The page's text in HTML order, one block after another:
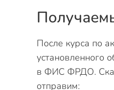
После курса по
установленного
в ФИС ФРДО. Скан
отправим: